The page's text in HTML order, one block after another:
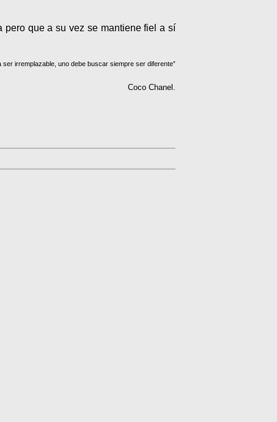
pero que a su vez se mantiene fiel a sí
ser irremplazable, uno debe buscar siempre ser diferente”
Coco Chanel.